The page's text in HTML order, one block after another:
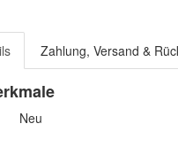
Zahlung, Versand &
Neu